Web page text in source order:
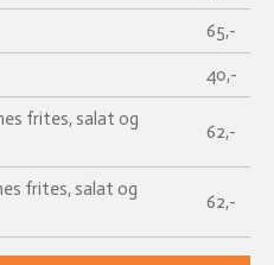
65,-
40,-
frites, salat og
62,-
frites, salat og
62,-